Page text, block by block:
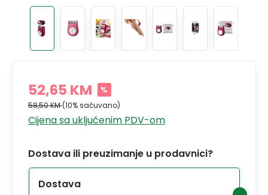
52,65 KM %
58,50 KM(10% sačuvano)
Cijena sa uključenim PDV-om
Dostava ili preuzimanje u prodavnici?
Dostava